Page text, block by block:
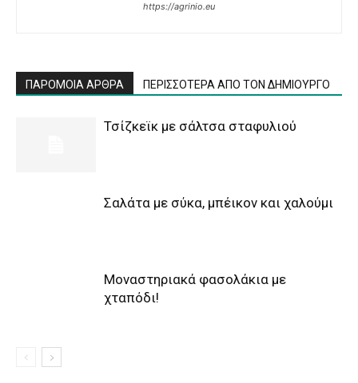
https://agrinio.eu
ΠΑΡΟΜΟΙΑ ΑΡΘΡΑ ΠΕΡΙΣΣΟΤΕΡΑ ΑΠΟ ΤΟΝ ΔΗΜΙΟΥΡΓΟ
Τσίζκεϊκ με σάλτσα σταφυλιού
Σαλάτα με σύκα, μπέικον και χαλούμι
Μοναστηριακά φασολάκια με
χταπόδι!